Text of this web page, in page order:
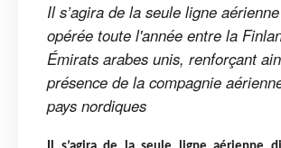
Il s’agira de la seule ligne
opérée toute l'année entre la
Émirats arabes unis, renforçant
présence de la compagnie
pays nordiques